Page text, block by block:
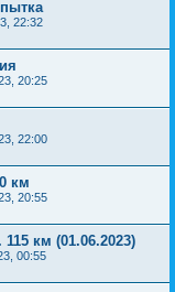
22:32
20:25
22:00
км
20:55
км (01.06.2023)
00:55